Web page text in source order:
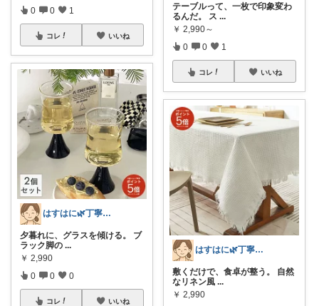
0 0 1
コレ いいね
はすはに🌿丁寧な暮らし
夕暮れに、グラスを傾ける。 ブ
ラック脚の ...
￥ 2,990
0 0 0
コレ いいね
テーブルって、一枚で印象変わ
るんだ。 ス ...
￥ 2,990～
0 0 1
コレ いいね
はすはに🌿丁寧な暮らし
敷くだけで、食卓が整う。 自然
なリネン風 ...
￥ 2,990